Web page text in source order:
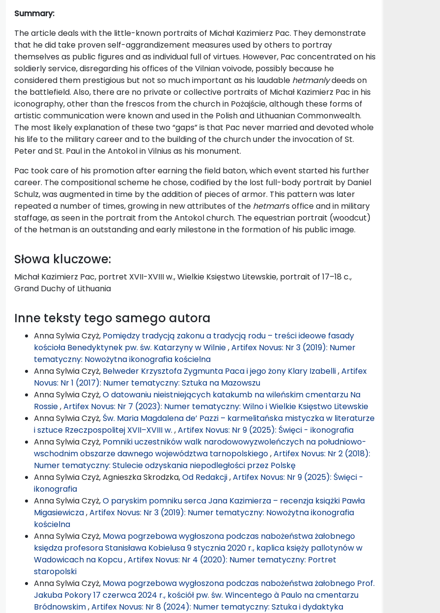
Summary:
The article deals with the little-known portraits of Michał Kazimierz Pac. They demonstrate
that he did take proven self-aggrandizement measures used by others to portray
themselves as public figures and as individual full of virtues. However, Pac concentrated on his
soldierly service, disregarding his offices of the Vilnian voivode, possibly because he
considered them prestigious but not so much important as his laudable hetmanlydeeds on
the battlefield. Also, there are no private or collective portraits of Michał Kazimierz Pac in his
iconography, other than the frescos from the church in Pożajście, although these forms of
artistic communication were known and used in the Polish and Lithuanian Commonwealth.
The most likely explanation of these two “gaps” is that Pac never married and devoted whole
his life to the military career and to the building of the church under the invocation of St.
Peter and St. Paul in the Antokol in Vilnius as his monument.
Pac took care of his promotion after earning the field baton, which event started his further
career. The compositional scheme he chose, codified by the lost full-body portrait by Daniel
Schulz, was augmented in time by the addition of pieces of armor. This pattern was later
repeated a number of times, growing in new attributes of the hetman’s office and in military
staffage, as seen in the portrait from the Antokol church. The equestrian portrait (woodcut)
of the hetman is an outstanding and early milestone in the formation of his public image.
Słowa kluczowe:
Michał Kazimierz Pac, portret XVII-XVIII w., Wielkie Księstwo Litewskie, portrait of 17–18 c.,
Grand Duchy of Lithuania
Inne teksty tego samego autora
Anna Sylwia Czyż, Pomiędzy tradycją zakonu a tradycją rodu – treści ideowe fasady
kościoła Benedyktynek pw. św. Katarzyny w Wilnie,Artifex Novus: Nr 3 (2019): Numer
tematyczny: Nowożytna ikonografia kościelna
Anna Sylwia Czyż, Belweder Krzysztofa Zygmunta Paca i jego żony Klary Izabelli,Artifex
Novus: Nr 1 (2017): Numer tematyczny: Sztuka na Mazowszu
Anna Sylwia Czyż,O datowaniu nieistniejących katakumb na wileńskim cmentarzu Na
Rossie,Artifex Novus: Nr 7 (2023): Numer tematyczny: Wilno i Wielkie Księstwo Litewskie
Anna Sylwia Czyż, Św. Maria Magdalena de’ Pazzi – karmelitańska mistyczka w literaturze
i sztuce Rzeczpospolitej XVII–XVIII w. ,Artifex Novus: Nr 9 (2025): Święci - ikonografia
Anna Sylwia Czyż, Pomniki uczestników walk narodowowyzwoleńczych na południowo-
wschodnim obszarze dawnego województwa tarnopolskiego,Artifex Novus: Nr 2 (2018):
Numer tematyczny: Stulecie odzyskania niepodległości przez Polskę
Anna Sylwia Czyż, Agnieszka Skrodzka,Od Redakcji,Artifex Novus: Nr 9 (2025): Święci -
ikonografia
Anna Sylwia Czyż,O paryskim pomniku serca Jana Kazimierza – recenzja książki Pawła
Migasiewicza,Artifex Novus: Nr 3 (2019): Numer tematyczny: Nowożytna ikonografia
kościelna
Anna Sylwia Czyż, Mowa pogrzebowa wygłoszona podczas nabożeństwa żałobnego
księdza profesora Stanisława Kobielusa 9 stycznia 2020 r., kaplica księży pallotynów w
Wadowicach na Kopcu,Artifex Novus: Nr 4 (2020): Numer tematyczny: Portret
staropolski
Anna Sylwia Czyż, Mowa pogrzebowa wygłoszona podczas nabożeństwa żałobnego Prof.
Jakuba Pokory 17 czerwca 2024 r., kościół pw. św. Wincentego à Paulo na cmentarzu
Bródnowskim,Artifex Novus: Nr 8 (2024): Numer tematyczny: Sztuka i dydaktyka